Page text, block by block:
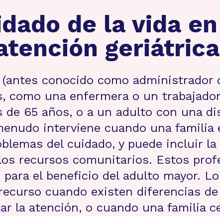
de la vida
geriátrica
conocido como administrador
una enfermera o un
65 años, o a un adulto con una
interviene cuando una familia
del cuidado, y puede incluir
recursos comunitarios. Estos
el beneficio del adulto mayor.
cuando existen diferencias
la atención, o cuando una familia